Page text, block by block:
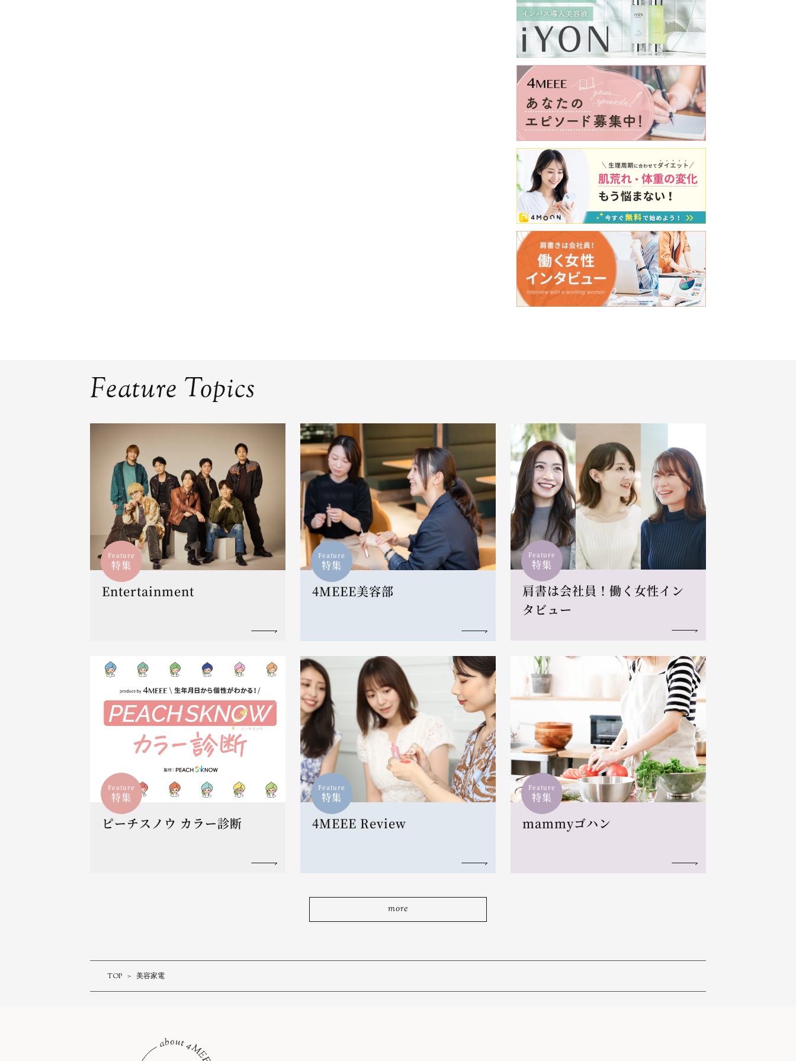
Feature Topics
Feature
特集
Entertainment
Feature
特集
4MEEE美容部
Feature
特集
肩書は会社員！働く女性イン
タビュー
Feature
特集
ピーチスノウ カラー診断
Feature
特集
4MEEE Review
Feature
特集
mammyゴハン
more
TOP 美容家電